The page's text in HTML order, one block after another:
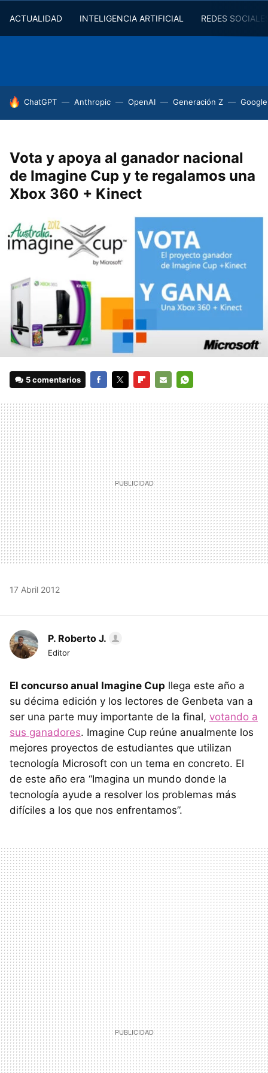
ACTUALIDAD INTELIGENCIA ARTIFICIAL REDES
HOY SE HABLA DE
ChatGPT Anthropic OpenAI Generación Z
Vota y apoya al ganador nacional
de Imagine Cup y te regalamos una
Xbox 360 + Kinect
5 comentarios
MAIL
17 Abril 2012
P. Roberto J.
Editor
El concurso anual Imagine Cup llega este año a
su décima edición y los lectores de Genbeta van a
ser una parte muy importante de la final, votando a
sus ganadores. Imagine Cup reúne anualmente los
mejores proyectos de estudiantes que utilizan
tecnología Microsoft con un tema en concreto. El
de este año era “Imagina un mundo donde la
tecnología ayude a resolver los problemas más
difíciles a los que nos enfrentamos”.